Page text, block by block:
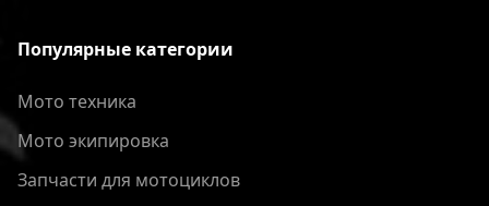
Популярные категории
Мото техника
Мото экипировка
Запчасти для мотоциклов